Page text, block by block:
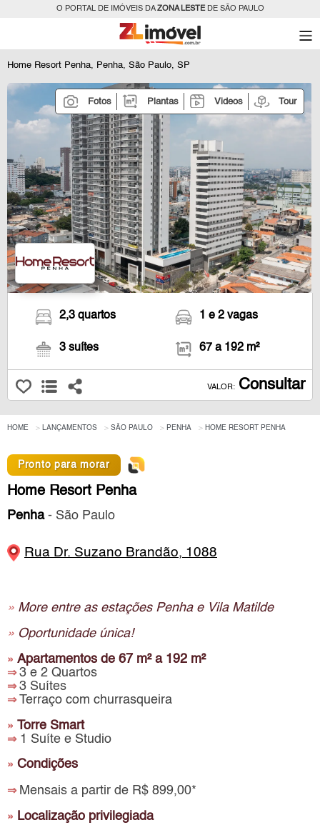
O PORTAL DE IMÓVEIS DAZONA LESTEDE SÃO PAULO
Home Resort Penha, Penha, São Paulo, SP
Fotos Plantas Videos Tour
2,3 quartos
3 suítes
1 e 2 vagas
67 a 192 m²
VALOR: Consultar
HOME LANÇAMENTOS SÃO PAULO PENHA HOME RESORT PENHA
Pronto para morar
Home Resort Penha
Penha- São Paulo
Rua Dr. Suzano Brandão, 1088
» More entre as estações Penha e Vila Matilde
» Oportunidade única!
» Apartamentos de 67 m² a 192 m²
⇒3 e 2 Quartos
⇒3 Suítes
⇒Terraço com churrasqueira
» Torre Smart
⇒1 Suíte e Studio
» Condições
⇒ Mensais a partir de R$ 899,00*
» Localização privilegiada